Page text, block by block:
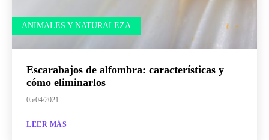
ANIMALES Y NATURALEZA
Escarabajos de alfombra: características y
cómo eliminarlos
05/04/2021
LEER MÁS